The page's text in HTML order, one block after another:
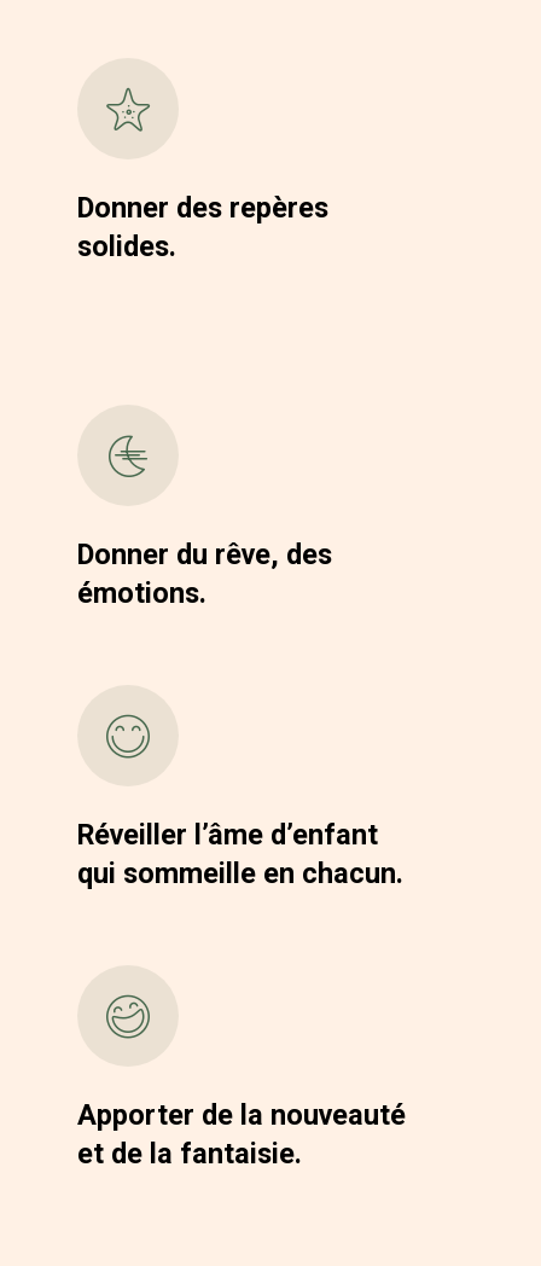
Donner des repères
solides.
Donner du rêve, des
émotions.
Réveiller l’âme d’enfant
qui sommeille en chacun.
Apporter de la nouveauté
et de la fantaisie.